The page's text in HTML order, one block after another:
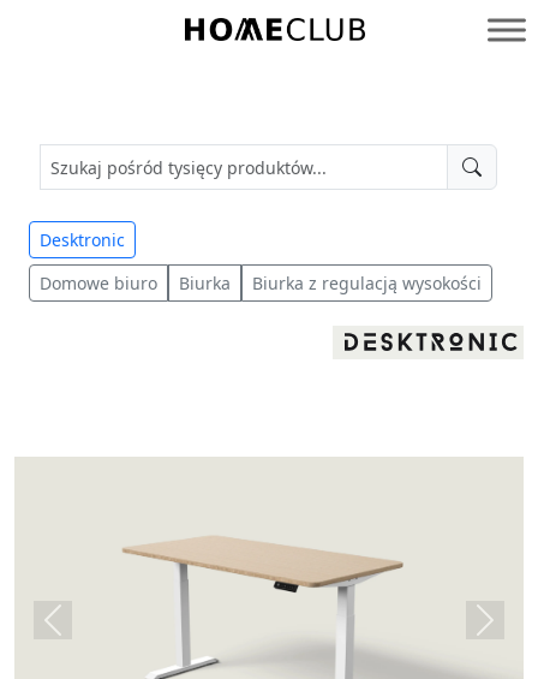
Homeclub
Desktronic
Domowe biuro
Biurka Biurka z regulacją wysokości
Previous Next